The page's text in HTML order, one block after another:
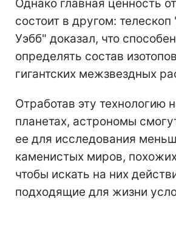
Однако главная ценность
состоит в другом:
Уэбб" доказал, что
определять состав
гигантских межзвездных
Отработав эту технологию
планетах, астрономы
ее для исследования
каменистых миров,
чтобы искать на них
подходящие для жизни